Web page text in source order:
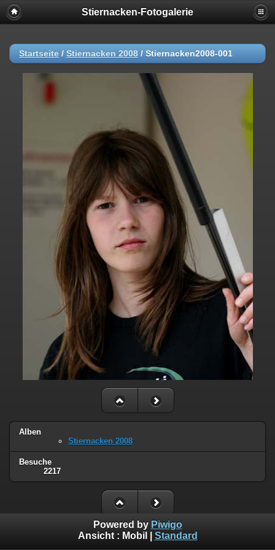
Stiernacken-Fotogalerie
Startseite / Stiernacken 2008 / Stiernacken2008-001
Alben
Stiernacken 2008
Besuche
2217
Powered by Piwigo
Ansicht : Mobil Standard